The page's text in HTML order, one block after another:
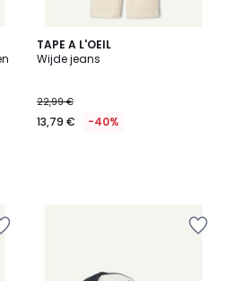
TAPE A L'OEIL
Wijde jeans
22,99 €
13,79 € -40%